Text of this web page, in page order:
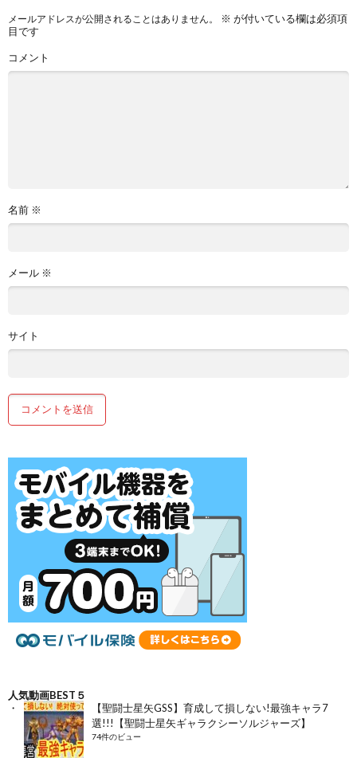
メールアドレスが公開されることはありません。 ※ が付いている欄は必須項
目です
コメント
名前 ※
メール ※
サイト
人気動画BEST５
【聖闘士星矢GSS】育成して損しない!最強キャラ7
選!!!【聖闘士星矢ギャラクシーソルジャーズ】
74件のビュー